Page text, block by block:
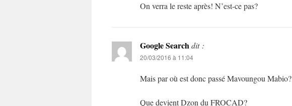
On verra le reste après! N’est-ce pas?
Google Searchdit :
20/03/2016 à 11:04
Mais par où est donc passé Mavoungou Mabio?
Que devient Dzon du FROCAD?